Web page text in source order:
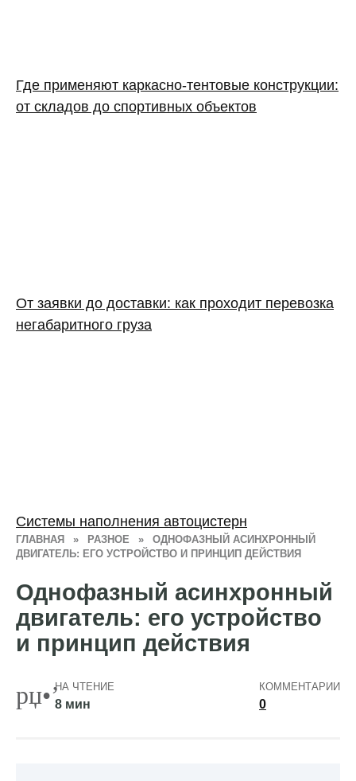
ГЛАВНАЯ » РАЗНОЕ »
ОДНОФАЗНЫЙ АСИНХРОННЫЙ
ДВИГАТЕЛЬ: ЕГО УСТРОЙСТВО И ПРИНЦИП ДЕЙСТВИЯ
Однофазный асинхронный
двигатель: его устройство
и принцип действия
НА ЧТЕНИЕ
8 мин
КОММЕНТАРИИ
0
Где применяют каркасно‑тентовые конструкции:
от складов до спортивных объектов
От заявки до доставки: как проходит перевозка
негабаритного груза
Системы наполнения автоцистерн